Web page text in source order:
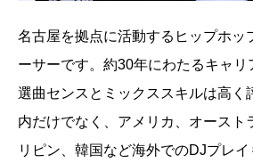
名古屋を拠点に活動するヒップホッ
ーサーです。約30年にわたるキャリ
選曲センスとミックススキルは高く
内だけでなく、アメリカ、オースト
リピン、韓国など海外でのDJプレ